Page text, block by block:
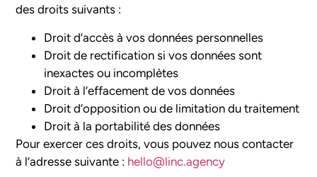
des droits suivants :
Droit d’accès à vos données personnelles
Droit de rectification si vos données sont
inexactes ou incomplètes
Droit à l’effacement de vos données
Droit d’opposition ou de limitation du traitement
Droit à la portabilité des données
Pour exercer ces droits, vous pouvez nous contacter
à l’adresse suivante : hello@linc.agency